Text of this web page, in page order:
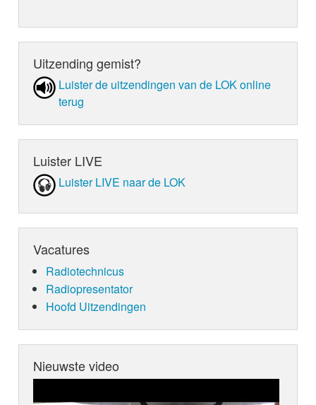
Uitzending gemist?
Luister de uit­zen­din­gen van de LOK online
terug
Luister LIVE
Luister LIVE naar de LOK
Vacatures
Radiotechnicus
Radiopresentator
Hoofd Uitzendingen
Nieuwste video